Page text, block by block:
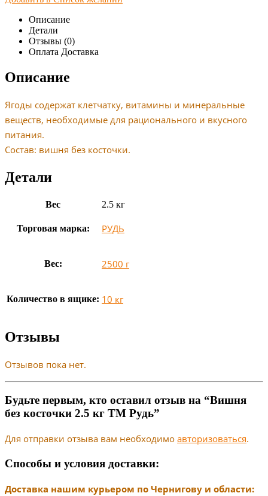
Описание
Детали
Отзывы (0)
Оплата Доставка
Описание
Ягоды содержат клетчатку, витамины и минеральные
веществ, необходимые для рационального и вкусного
питания.
Состав: вишня без косточки.
Детали
Вес 2.5 кг
Торговая марка: РУДЬ
Вес: 2500 г
Количество в ящике: 10 кг
Отзывы
Отзывов пока нет.
Будьте первым, кто оставил отзыв на “Вишня
без косточки 2.5 кг ТМ Рудь”
Для отправки отзыва вам необходимо авторизоваться.
Способы и условия доставки:
Доставка нашим курьером по Чернигову и области: